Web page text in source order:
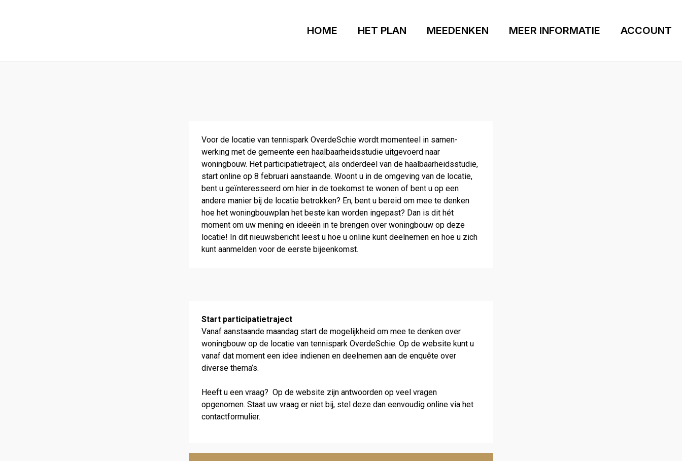
HOME HET PLAN MEEDENKEN MEER INFORMATIE ACCOUNT
Voor de locatie van tennispark OverdeSchie wordt momenteel in samen­
werking met de gemeente een haalbaarheidsstudie uitgevoerd naar
woningbouw. Het participatietraject, als onderdeel van de haal­baar­heids­studie,
start online op 8 februari aanstaande. Woont u in de omgeving van de locatie,
bent u geïnteresseerd om hier in de toekomst te wonen of bent u op een
andere manier bij de locatie betrokken? En, bent u bereid om mee te denken
hoe het woningbouw­plan het beste kan worden ingepast? Dan is dit hét
moment om uw mening en ideeën in te brengen over woning­bouw op deze
locatie! In dit nieuws­bericht leest u hoe u online kunt deel­nemen en hoe u zich
kunt aanmelden voor de eerste bijeenkomst.
Start participatietraject
Vanaf aanstaande maandag start de mogelijkheid om mee te denken over
woningbouw op de locatie van tennispark OverdeSchie. Op de website kunt u
vanaf dat moment een idee indienen en deel­nemen aan de enquête over
diverse thema’s.
Heeft u een vraag? Op de website zijn antwoorden op veel vragen
opgenomen. Staat uw vraag er niet bij, stel deze dan eenvoudig online via het
contact­formulier.